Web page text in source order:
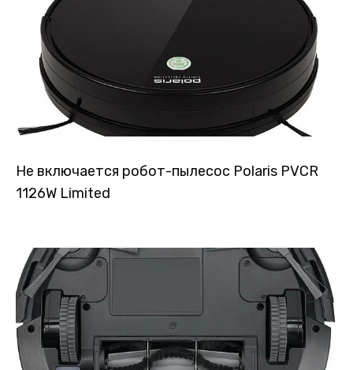
Не включается робот-пылесос Polaris PVCR
1126W Limited